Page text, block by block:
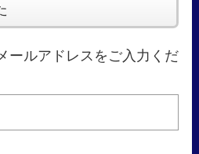
ールアドレスをご入力くだ